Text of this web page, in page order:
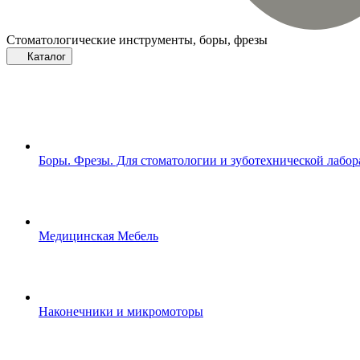
Стоматологические инструменты, боры, фрезы
Каталог
Боры. Фрезы. Для стоматологии и зуботехнической
Медицинская Мебель
Наконечники и микромоторы